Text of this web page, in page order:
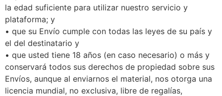
la edad suficiente para utilizar nuestro servicio y
plataforma; y
• que su Envío cumple con todas las leyes de su país y
el del destinatario y
• que usted tiene 18 años (en caso necesario) o más y
conservará todos sus derechos de propiedad sobre sus
Envíos, aunque al enviarnos el material, nos otorga una
licencia mundial, no exclusiva, libre de regalías,